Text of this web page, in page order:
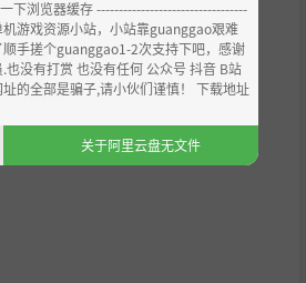
through side quests
and rest
with your favorite companions
GTX 1050
可用空间
下浏览器缓存 ----------------------------------
游戏资源小站，小站靠guanggao艰难
手搓个guanggao1-2次支持下吧，感谢
也没有打赏 也没有任何 公众号 抖音 B站
的全部是骗子,请小伙们谨慎！ 下载地址
关于阿里云盘无文件